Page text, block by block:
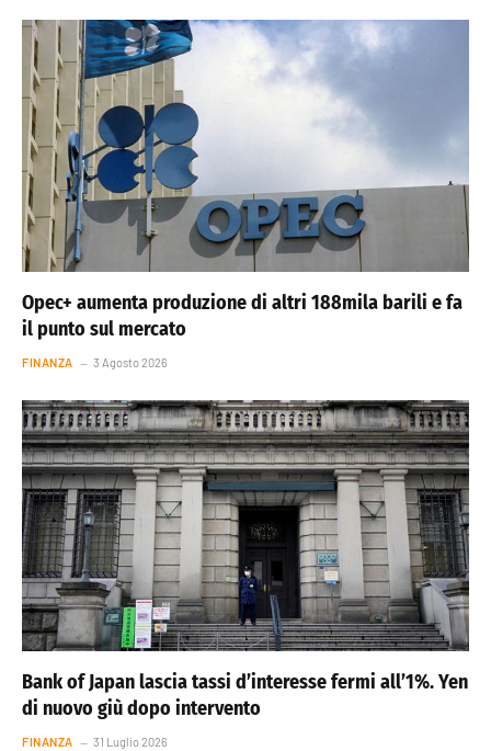
Opec+ aumenta produzione di altri 188mila barili e fa
il punto sul mercato
FINANZA 3 Agosto 2026
Bank of Japan lascia tassi d’interesse fermi all’1%. Yen
di nuovo giù dopo intervento
FINANZA 31 Luglio 2026